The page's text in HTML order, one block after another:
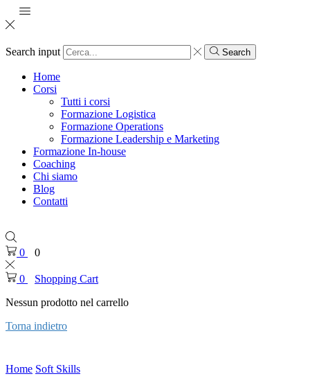
Search input Search
Home
Corsi
Tutti i corsi
Formazione Logistica
Formazione Operations
Formazione Leadership e Marketing
Formazione In-house
Coaching
Chi siamo
Blog
Contatti
0 0
0
Shopping Cart
Nessun prodotto nel carrello
Torna indietro
Home Soft Skills